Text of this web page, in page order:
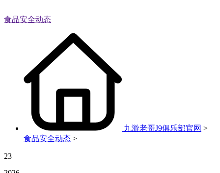
食品安全动态
九游老哥J9俱乐部官网 >
食品安全动态 >
23